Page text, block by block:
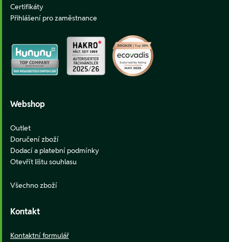
Certifikáty
Přihlášení pro zaměstnance
Webshop
Outlet
Doručení zboží
Dodací a platební podmínky
Otevřít lištu souhlasu
Všechno zboží
Kontakt
Kontaktní formulář